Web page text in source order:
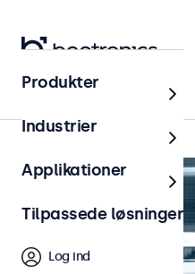
Hjem
Produkter
Industrier
Applikationer
Tilpassede løsninger
Log ind